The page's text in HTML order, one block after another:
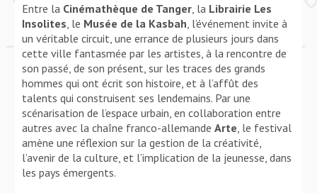
Entre la Cinémathèque de Tanger , la Librairie Les
Insolites , le Musée de la Kasbah , l’événement invite à
un véritable circuit, une errance de plusieurs jours dans
cette ville fantasmée par les artistes, à la rencontre de
son passé, de son présent, sur les traces des grands
hommes qui ont écrit son histoire, et à l’affût des
talents qui construisent ses lendemains. Par une
scénarisation de l’espace urbain, en collaboration entre
autres avec la chaîne franco-allemandeArte , le festival
amène une réflexion sur la gestion de la créativité,
l’avenir de la culture, et l’implication de la jeunesse, dans
les pays émergents.